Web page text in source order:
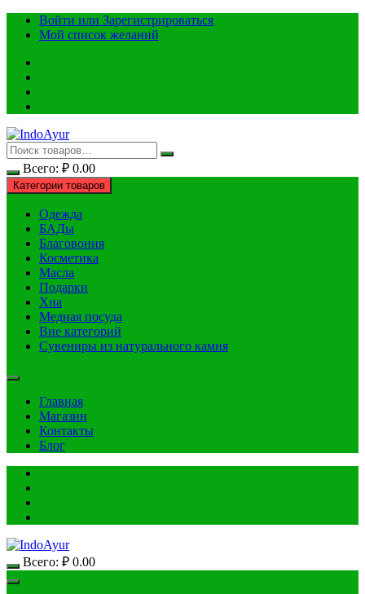
ПерейтиВойти или Зарегистрироваться
Мой список желаний
Всего: ₽ 0.00
Категории товаров
Одежда
БАДы
Благовония
Косметика
Масла
Подарки
Хна
Медная посуда
Вне категорий
Сувениры из натурального камня
Главная
Магазин
Контакты
Блог
Всего: ₽ 0.00